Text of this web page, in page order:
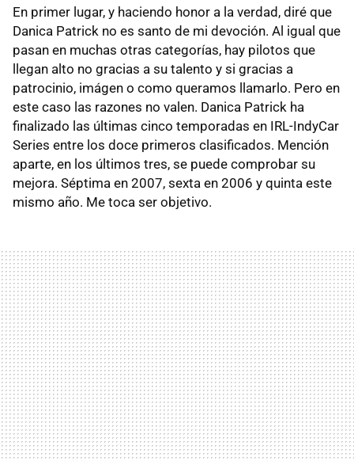
En primer lugar, y haciendo honor a la verdad, diré que
Danica Patrick no es santo de mi devoción. Al igual que
pasan en muchas otras categorías, hay pilotos que
llegan alto no gracias a su talento y si gracias a
patrocinio, imágen o como queramos llamarlo. Pero en
este caso las razones no valen. Danica Patrick ha
finalizado las últimas cinco temporadas en IRL-IndyCar
Series entre los doce primeros clasificados. Mención
aparte, en los últimos tres, se puede comprobar su
mejora. Séptima en 2007, sexta en 2006 y quinta este
mismo año. Me toca ser objetivo.